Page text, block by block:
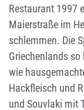
Restaurant 1997
Maierstraße im
schlemmen. Die
Griechenlands
wie
Hackfleisch und
und Souvlaki mit